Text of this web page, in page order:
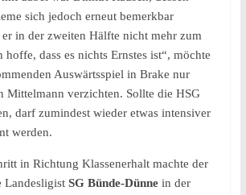
sich jedoch erneut bemerkbar
er in der zweiten Hälfte nicht mehr zum
hoffe, dass es nichts Ernstes ist“, möchte
Auswärtsspiel in Brake nur
Mittelmann verzichten. Sollte die HSG
darf zumindest wieder etwas intensiver
werden.
in Richtung Klassenerhalt machte der
Landesligist SG Bünde-Dünnein der